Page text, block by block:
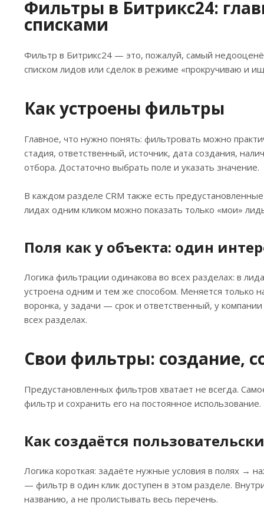
Фильтры в Битрикс24:
списками
Фильтр в Битрикс24 — это, пожалуй, самый
списком лидов или сделок в режиме «прокручиваю и
Как устроены фильтры
Главное, что нужно понять: фильтровать можно
стадия, ответственный, источник, дата создания,
отбора. Достаточно выбрать поле и указать значение.
В каждом разделе CRM также есть
лидах одним кликом можно показать только «мои»
Поля как у объекта: один
Логика фильтрации одинакова во всех разделах: в
устроена одним и тем же способом. Меняется только
воронка, у задачи — срок и ответственный, у
всех разделах.
Свои фильтры: создание,
Предустановленных фильтров хватает не всегда.
фильтр и сохранить его на постоянное использование.
Как создаётся
Логика короткая: задаёте нужные условия в полях →
— фильтр в один клик доступен в этом разделе.
названию, а не пролистывать весь перечень.